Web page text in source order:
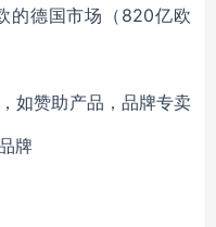
的德国市场（820亿欧
如赞助产品，品牌专卖
牌